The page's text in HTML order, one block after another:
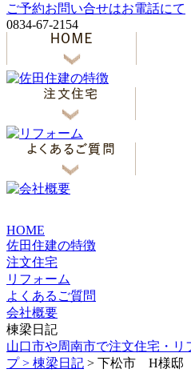
ご予約お問い合せはお電話にて
0834-67-2154
HOME
佐田住建の特徴
注文住宅
リフォーム
よくあるご質問
会社概要
棟梁日記
山口市や周南市で注文住宅・リ
プ > 棟梁日記 > 下松市 H様邸